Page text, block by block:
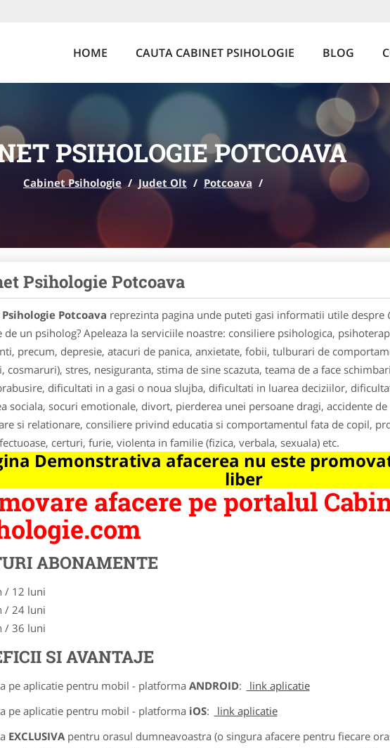
HOME CAUTA CABINET PSIHOLOGIE BLOG
PSIHOLOGIE POTCOAVA
Cabinet Psihologie / Judet Olt / Potcoava /
Psihologie Potcoava
Potcoava reprezinta pagina unde puteti gasi informatii utile despre
de un psiholog? Apeleaza la serviciile noastre: consiliere psihologica,
precum, depresie, atacuri de panica, anxietate, fobii, tulburari de
cosmaruri), stres, nesiguranta, stima de sine scazuta, teama de a face
dificultati in a gasi o noua slujba, dificultati in luarea deciziilor,
sociala, socuri emotionale, divort, pierderea unei persoane dragi, accidente
si relationare, consiliere privind educatia si comportamentul fata de copil,
certuri, furie, violenta in familie (fizica, verbala, sexuala) etc.
Demonstrativa afacerea nu este
liber
afacere pe portalul
ABONAMENTE
/ 12 luni
/ 24 luni
/ 36 luni
SI AVANTAJE
pe aplicatie pentru mobil - platforma ANDROID:
link aplicatie
pe aplicatie pentru mobil - platforma iOS:
link aplicatie
EXCLUSIVApentru orasul dumneavoastra (o singura afacere pentru fiecare